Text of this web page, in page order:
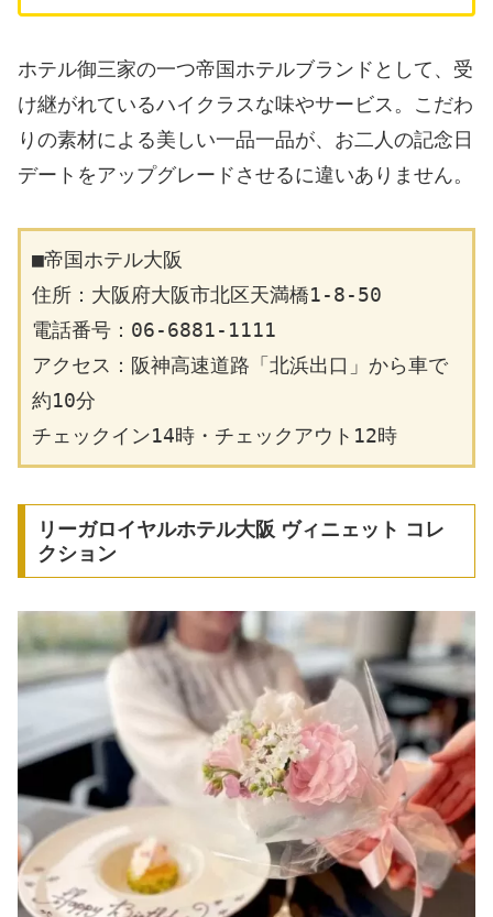
ホテル御三家の一つ帝国ホテルブランドとして、受
け継がれているハイクラスな味やサービス。こだわ
りの素材による美しい一品一品が、お二人の記念日
デートをアップグレードさせるに違いありません。
■帝国ホテル大阪
住所：大阪府大阪市北区天満橋1-8-50
電話番号：06-6881-1111
アクセス：阪神高速道路「北浜出口」から車で
約10分
チェックイン14時・チェックアウト12時
リーガロイヤルホテル大阪 ヴィニェット コレ
クション